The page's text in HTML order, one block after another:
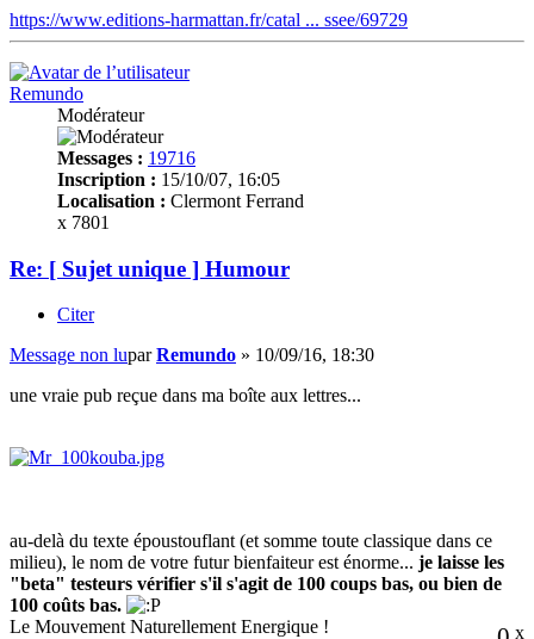
https://www.editions-harmattan.fr/catal ... ssee/69729
Remundo
Modérateur
Messages : 19716
Inscription : 15/10/07, 16:05
Localisation : Clermont Ferrand
x 7801
Re: [ Sujet unique ] Humour
Citer
Message non luparRemundo » 10/09/16, 18:30
une vraie pub reçue dans ma boîte aux lettres...
au-delà du texte époustouflant (et somme toute classique dans ce
milieu), le nom de votre futur bienfaiteur est énorme... je laisse les
"beta" testeurs vérifier s'il s'agit de 100 coups bas, ou bien de
100 coûts bas.
x
Le Mouvement Naturellement Energique !